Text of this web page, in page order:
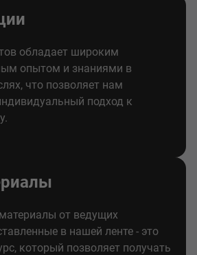
обладает широким
опытом и знаниями в
что позволяет нам
подход к
от ведущих
в нашей ленте - это
который позволяет получать